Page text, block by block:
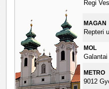
Regi
MAGAN
Repteri
MOL
Galantai
METRO
9012